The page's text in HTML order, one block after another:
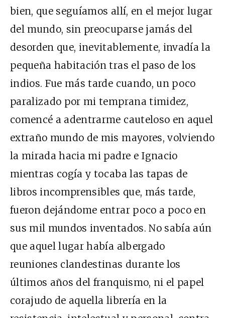
bien, que seguíamos allí, en el mejor lugar
del mundo, sin preocuparse jamás del
desorden que, inevitablemente, invadía la
pequeña habitación tras el paso de los
indios. Fue más tarde cuando, un poco
paralizado por mi temprana timidez,
comencé a adentrarme cauteloso en aquel
extraño mundo de mis mayores, volviendo
la mirada hacia mi padre e Ignacio
mientras cogía y tocaba las tapas de
libros incomprensibles que, más tarde,
fueron dejándome entrar poco a poco en
sus mil mundos inventados. No sabía aún
que aquel lugar había albergado
reuniones clandestinas durante los
últimos años del franquismo, ni el papel
corajudo de aquella librería en la